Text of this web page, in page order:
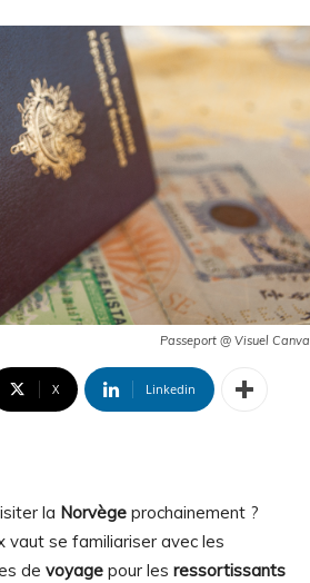
Passeport @ Visuel Canva
X Linkedin
la Norvège prochainement ?
vaut se familiariser avec les
de voyage pour les ressortissants